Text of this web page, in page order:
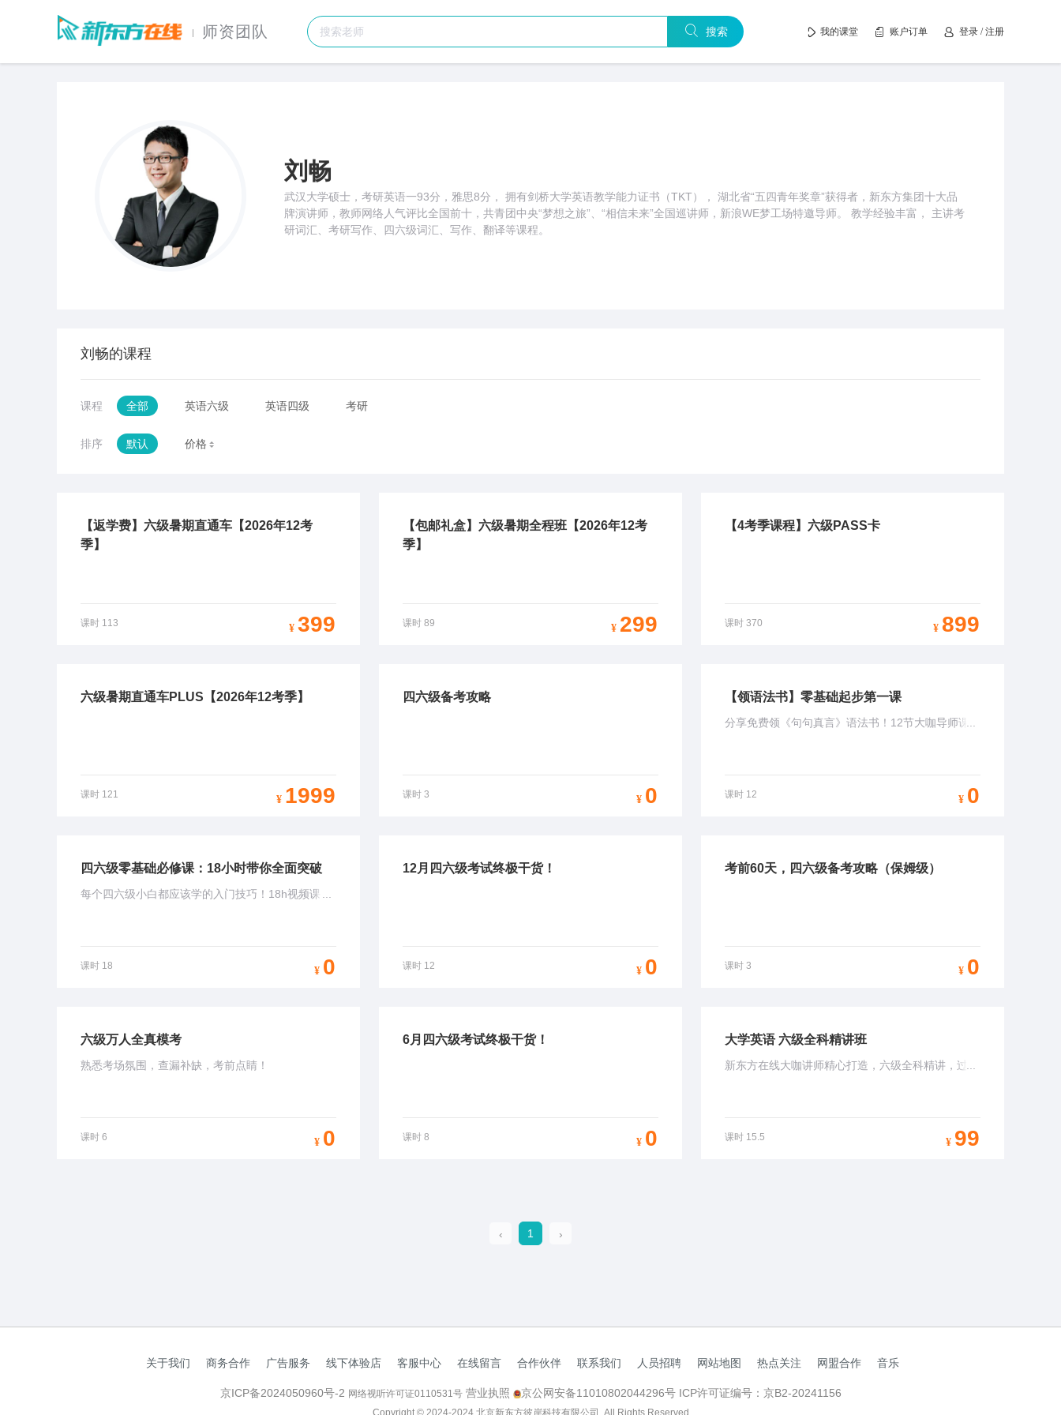
师资团队 搜索 我的课堂 账户订单 登录 /注册
刘畅
武汉大学硕士，考研英语一93分，雅思8分， 拥有剑桥大学英语教学能力证书（TKT）， 湖北省“五四青年奖章”获得者，新东方集团十大品
牌演讲师，教师网络人气评比全国前十，共青团中央“梦想之旅”、“相信未来”全国巡讲师，新浪WE梦工场特邀导师。 教学经验丰富， 主讲考
研词汇、考研写作、四六级词汇、写作、翻译等课程。
刘畅的课程
课程 全部 英语六级 英语四级 考研
排序 默认 价格
【返学费】六级暑期直通车【2026年12考
季】
课时 113 ¥ 399
【包邮礼盒】六级暑期全程班【2026年12考
季】
课时 89 ¥ 299
【4考季课程】六级PASS卡
课时 370 ¥ 899
六级暑期直通车PLUS【2026年12考季】
课时 121 ¥ 1999
四六级备考攻略
课时 3 ¥ 0
【领语法书】零基础起步第一课
分享免费领《句句真言》语法书！12节大咖导师课
课时 12 ¥ 0
四六级零基础必修课：18小时带你全面突破
每个四六级小白都应该学的入门技巧！18h视频课
课时 18 ¥ 0
12月四六级考试终极干货！
课时 12 ¥ 0
考前60天，四六级备考攻略（保姆级）
课时 3 ¥ 0
六级万人全真模考
熟悉考场氛围，查漏补缺，考前点睛！
课时 6 ¥ 0
6月四六级考试终极干货！
课时 8 ¥ 0
大学英语 六级全科精讲班
新东方在线大咖讲师精心打造，六级全科精讲，过级
课时 15.5 ¥ 99
1
关于我们 商务合作 广告服务 线下体验店 客服中心 在线留言 合作伙伴 联系我们 人员招聘 网站地图 热点关注 网盟合作 音乐
京ICP备2024050960号-2 网络视听许可证0110531号营业执照 京公网安备11010802044296号 ICP许可证编号：京B2-20241156
Copyright © 2024-2024 北京新东方彼岸科技有限公司, All Rights Reserved